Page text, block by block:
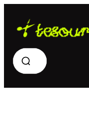
para
conteúdo
Pesquisar